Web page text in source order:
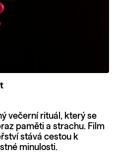
večerní rituál, který se
paměti a strachu. Film
stává cestou k
minulosti.